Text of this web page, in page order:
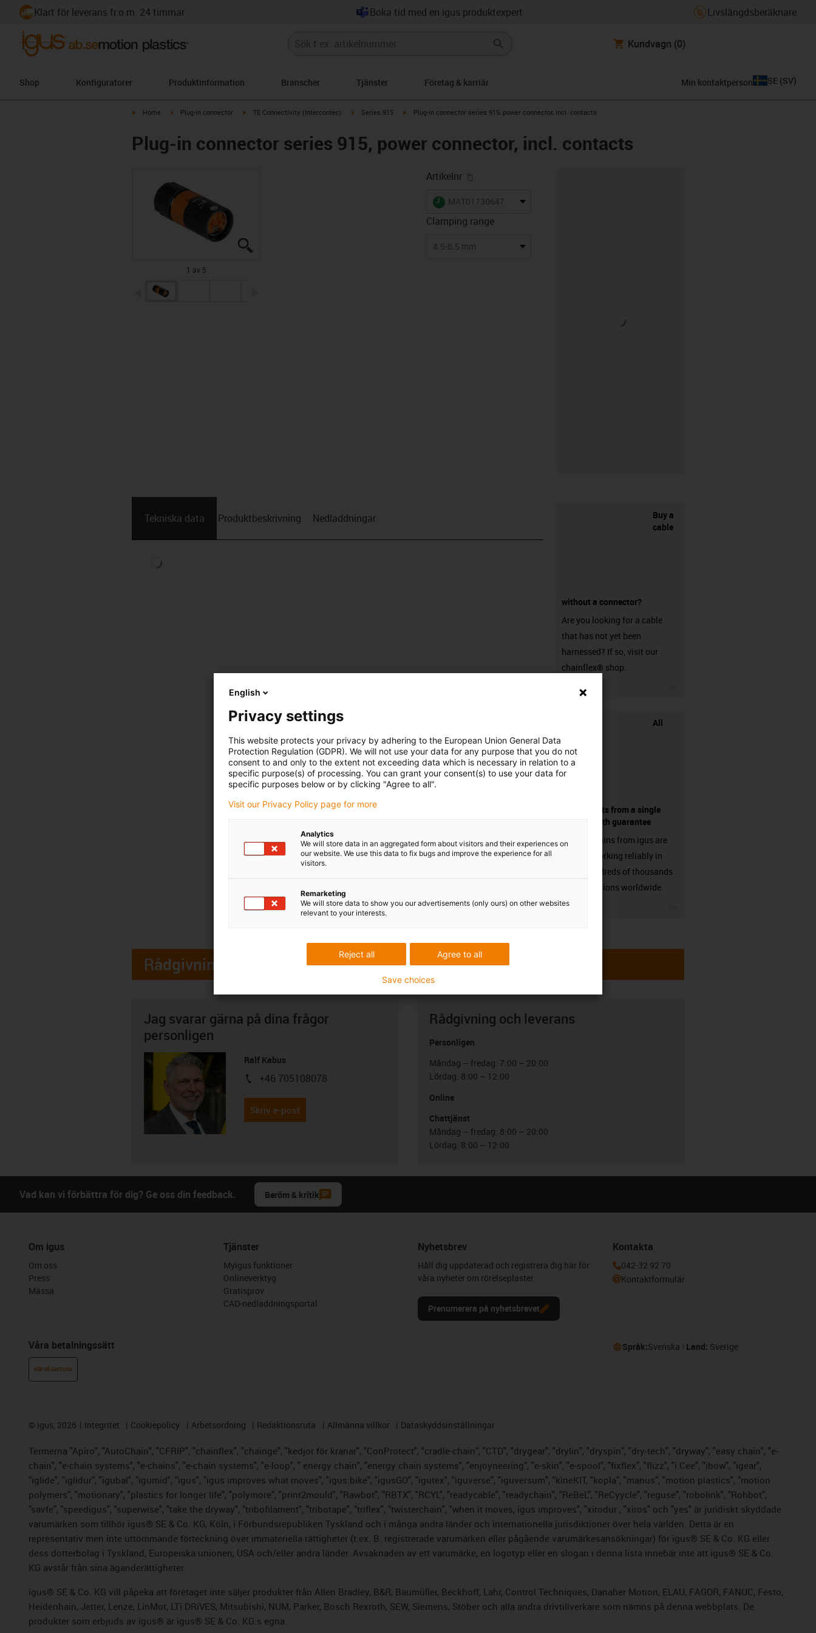
Klart för leverans fr.o.m. 24 timmar Boka tid med en igus produktexpert Livslängdsberäknare
Kundvagn (0)
Shop Konfiguratorer Produktinformation Branscher Tjänster Företag & karriär Min kontaktperson SE (SV)
igus-icon-arrow-right
Home igus-icon-arrow-right
Plug-in connector igus-icon-arrow-right
TE Connectivity (Intercontec) igus-icon-arrow-right
Series 915 igus-icon-arrow-right
Plug-in connector series 915, power connector, incl. contacts
Plug-in connector series 915, power connector, incl. contacts
1 av 5
igus-icon-arrow-left
Artikelnr
igus-icon-lieferzeit
MAT01730647
Clamping range
4.5-6.5 mm
Tekniska data Produktbeskrivning Nedladdningar
Buy a
cable
without a connector?
Are you looking for a cable
that has not yet been
harnessed? If so, visit our
chainflex® shop.
All
components from a single
source - with guarantee
Energy chains from igus are
already working reliably in
many hundreds of thousands
of applications worldwide.
Rådgivning
Jag svarar gärna på dina frågor
personligen
Ralf Kabus
igus-icon-phone
+46 705108078
Skriv e-post
Rådgivning och leverans
Personligen
Måndag – fredag: 7:00 – 20:00
Lördag: 8:00 – 12:00
Online
Chattjänst
Måndag – fredag: 8:00 – 20:00
Lördag: 8:00 – 12:00
Vad kan vi förbättra för dig? Ge oss din feedback. Beröm & kritik
Om igus
Om oss
Press
Mässa
Våra betalningssätt
KÖP PÅ FAKTURA
Tjänster
Myigus funktioner
Onlineverktyg
Gratisprov
CAD-nedladdningsportal
Nyhetsbrev
Håll dig uppdaterad och registrera dig här för
våra nyheter om rörelseplaster.
Prenumerera på nyhetsbrevet
Kontakta
042-32 92 70
Kontaktformulär
Språk:Svenska Land: Sverige
© igus, 2026 Integritet Cookiepolicy Arbetsordning Redaktionsruta Allmänna villkor Dataskyddsinställningar
Termerna "Apiro", "AutoChain", "CFRIP", "chainflex", "chainge", "kedjor för kranar", "ConProtect", "cradle-chain", "CTD", "drygear", "drylin", "dryspin", "dry-tech", "dryway", "easy chain", "e-
chain", "e-chain systems", "e-chains", "e-chain systems", "e-loop", " energy chain", "energy chain systems", "enjoyneering", "e-skin", "e-spool", "fixflex", "flizz", "i.Cee", "ibow", "igear",
"iglide", "iglidur", "igubal", "igumid", "igus", "igus improves what moves", "igus:bike", "igusGO", "igutex", "iguverse", "iguversum", "kineKIT, "kopla", "manus", "motion plastics", "motion
polymers", "motionary", "plastics for longer life", "polymore", "print2mould", "Rawbot", "RBTX", "RCYL", "readycable", "readychain", "ReBeL", "ReCyycle", "reguse", "robolink", "Rohbot",
"savfe", "speedigus", "superwise", "take the dryway", "tribofilament", "tribotape", "triflex", "twisterchain", "when it moves, igus improves", "xirodur , "xiros" och "yes" är juridiskt skyddade
varumärken som tillhör igus® SE & Co. KG, Köln, i Förbundsrepubliken Tyskland och i många andra länder och internationella jurisdiktioner över hela världen. Detta är en
representativ men inte uttömmande förteckning över immateriella rättigheter (t.ex. B. registrerade varumärken eller pågående varumärkesansökningar) för igus® SE & Co. KG eller
dess dotterbolag i Tyskland, Europeiska unionen, USA och/eller andra länder. Avsaknaden av ett varumärke, en logotyp eller en slogan i denna lista innebär inte att igus® SE & Co.
KG avstår från sina äganderättigheter.
igus® SE & Co. KG vill påpeka att företaget inte säljer produkter från Allen Bradley, B&R, Baumüller, Beckhoff, Lahr, Control Techniques, Danaher Motion, ELAU, FAGOR, FANUC, Festo,
Heidenhain, Jetter, Lenze, LinMot, LTi DRiVES, Mitsubishi, NUM, Parker, Bosch Rexroth, SEW, Siemens, Stöber och alla andra drivtillverkare som nämns på denna webbplats. De
produkter som erbjuds av igus® är igus® SE & Co. KG:s egna.
English
Privacy settings
This website protects your privacy by adhering to the European Union General Data
Protection Regulation (GDPR). We will not use your data for any purpose that you do not
consent to and only to the extent not exceeding data which is necessary in relation to a
specific purpose(s) of processing. You can grant your consent(s) to use your data for
specific purposes below or by clicking "Agree to all".
Visit our Privacy Policy page for more
Analytics
We will store data in an aggregated form about visitors and their experiences on
our website. We use this data to fix bugs and improve the experience for all
visitors.
Remarketing
We will store data to show you our advertisements (only ours) on other websites
relevant to your interests.
Agree to all
Reject all
Save choices